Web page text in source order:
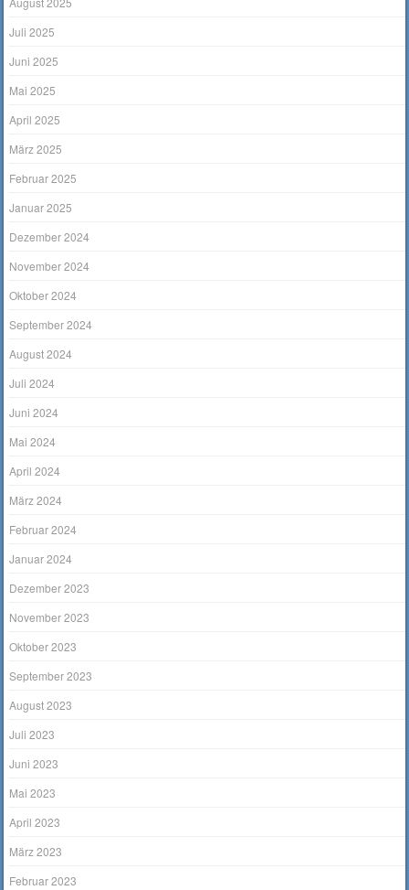
Juli 2025
Juni 2025
Mai 2025
April 2025
März 2025
Februar 2025
Januar 2025
Dezember 2024
November 2024
Oktober 2024
September 2024
August 2024
Juli 2024
Juni 2024
Mai 2024
April 2024
März 2024
Februar 2024
Januar 2024
Dezember 2023
November 2023
Oktober 2023
September 2023
August 2023
Juli 2023
Juni 2023
Mai 2023
April 2023
März 2023
Februar 2023